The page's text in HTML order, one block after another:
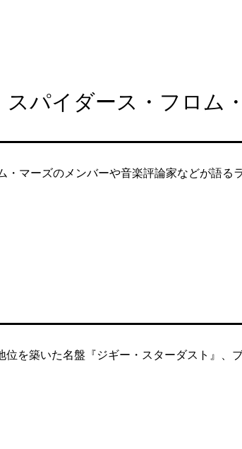
パイダース・フロム
マーズのメンバーや音楽評論家などが語る
を築いた名盤『ジギー・スターダスト』、